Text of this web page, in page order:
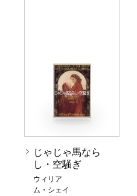
じゃじゃ馬なら
し・空騒ぎ
ウィリア
ム・シェイ